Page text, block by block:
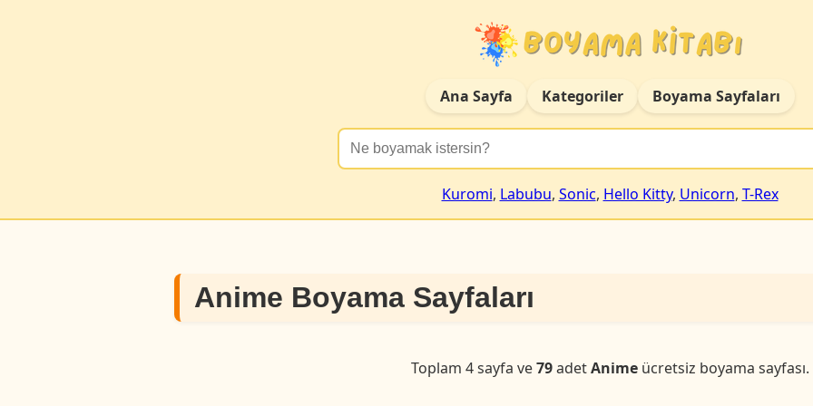
Ana Sayfa Kategoriler Boyama Sayfaları
Kuromi, Labubu, Sonic, Hello Kitty, Unicorn, T-Rex
Anime Boyama Sayfaları
Toplam 4 sayfa ve79adetAnimeücretsiz boyama sayfası.